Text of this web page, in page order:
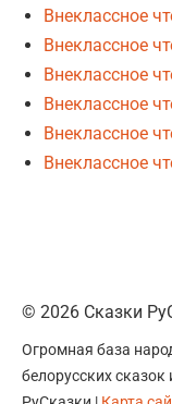
Внеклассное
Внеклассное
Внеклассное
Внеклассное
Внеклассное
Внеклассное
© 2026 Сказки
Огромная база
белорусских